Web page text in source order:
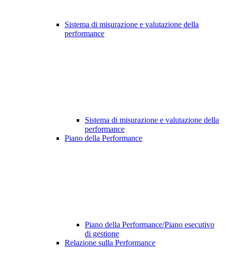
Sistema di misurazione e valutazione della
performance
Sistema di misurazione e valutazione della
performance
Piano della Performance
Piano della Performance/Piano esecutivo
di gestione
Relazione sulla Performance